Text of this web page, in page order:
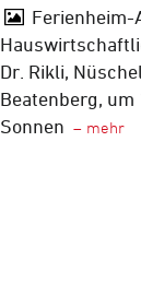
Ferienheim-
Dr. Rikli,
Beatenberg, um
Sonnen